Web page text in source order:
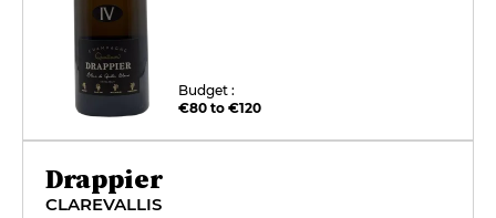
Budget :
€80 to €120
Drappier
CLAREVALLIS